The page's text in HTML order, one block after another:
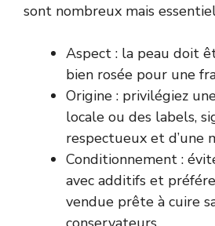
sont nombreux mais
Aspect : la peau doit
bien rosée pour une
Origine : privilégiez
locale ou des labels,
respectueux et d’une
Conditionnement :
avec additifs et
vendue prête à cuire